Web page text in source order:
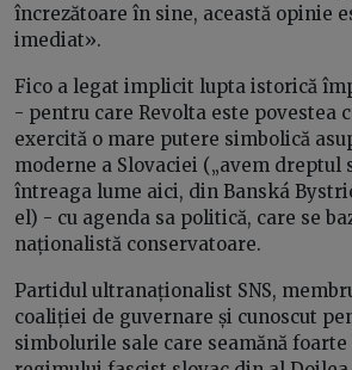
încrezătoare în sine, această opinie
imediat».
Fico a legat implicit lupta istorică
- pentru care Revolta este povestea
exercită o mare putere simbolică
moderne a Slovaciei („avem dreptul
întreaga lume aici, din Banská
el) - cu agenda sa politică, care se
naționalistă conservatoare.
Partidul ultranaționalist SNS,
coaliției de guvernare și cunoscut
simbolurile sale care seamănă